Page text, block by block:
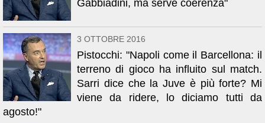
Gabbiadini, ma serve coerenza"
3 OTTOBRE 2016
Pistocchi: "Napoli come il Barcellona: il
terreno di gioco ha influito sul match.
Sarri dice che la Juve è più forte? Mi
viene da ridere, lo diciamo tutti da
agosto!"